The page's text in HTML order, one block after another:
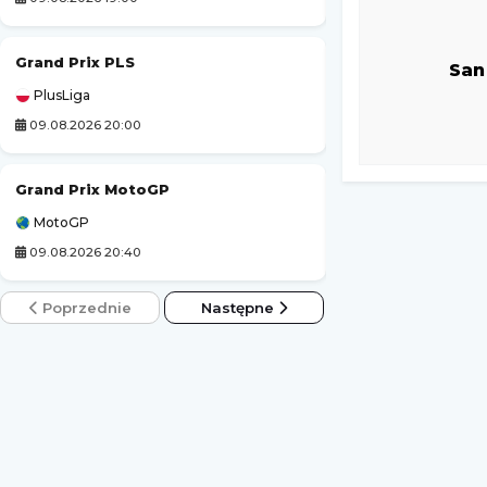
Grand Prix PLS
PlusLiga
09.08.2026 20:00
Grand Prix MotoGP
MotoGP
09.08.2026 20:40
Rekord Bielsko-
Poprzednie Następne